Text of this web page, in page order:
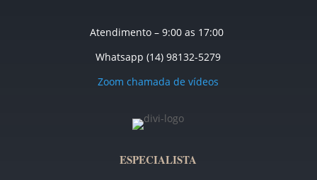
Atendimento – 9:00 as 17:00
Whatsapp (14) 98132-5279
Zoom chamada de vídeos
ESPECIALISTA